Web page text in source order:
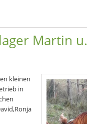
Martin u.
kleinen
in